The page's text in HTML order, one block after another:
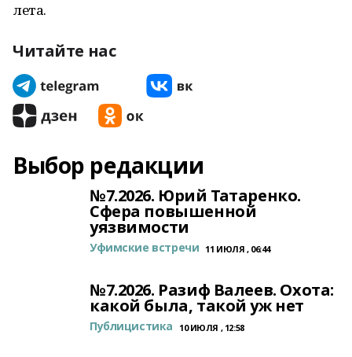
лета.
Читайте нас
Выбор редакции
№7.2026. Юрий Татаренко.
Сфера повышенной
уязвимости
Уфимские встречи 11 ИЮЛЯ , 06:44
№7.2026. Разиф Валеев. Охота:
какой была, такой уж нет
Публицистика 10 ИЮЛЯ , 12:58